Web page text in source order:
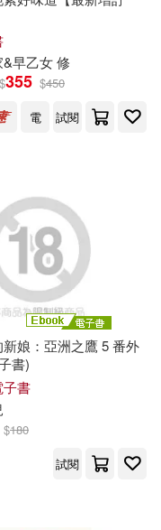
(19)
早乙女 修
$355 $450
電
試閱
娘：亞洲之鷹 5 番外
書)
子書
$180
試閱